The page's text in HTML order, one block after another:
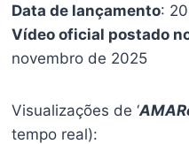
Data de lançamento:
Vídeo oficial postado
novembro de 2025
Visualizações de ‘
tempo real):